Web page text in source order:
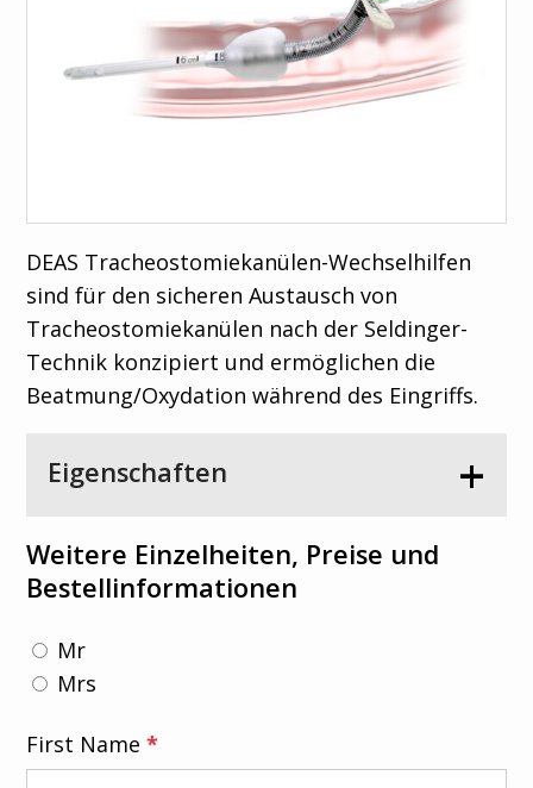
Español
DEAS Tracheostomiekanülen-Wechselhilfen
sind für den sicheren Austausch von
Tracheostomiekanülen nach der Seldinger-
Technik konzipiert und ermöglichen die
Beatmung/Oxydation während des Eingriffs.
Eigenschaften
Optimales Verhältnis zwischen dem
dem Tubus und der Führung für ein
einfaches Wiedereinführen des
Weitere Einzelheiten, Preise und
Bestellinformationen
Mr
Mrs
First Name*